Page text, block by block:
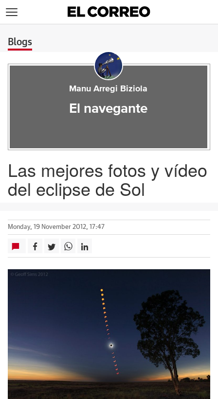
Blogs
Manu Arregi Biziola
El navegante
Las mejores fotos y vídeo
del eclipse de Sol
Monday, 19 November 2012, 17:47